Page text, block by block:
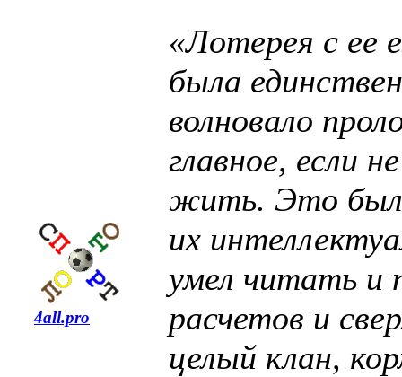
4all.pro
«Лотерея с ее
была
волновало
главное, если
жить. Это была
их
умел читать и
расчетов и
целый клан,